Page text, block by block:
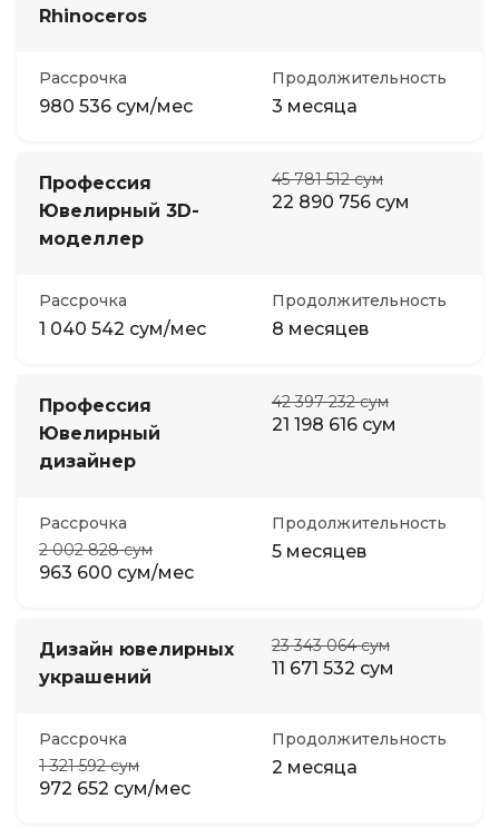
Rhinoceros
Рассрочка
980 536 сум/мес
Продолжительность
3 месяца
Профессия
Ювелирный 3D-
моделлер
45 781 512 сум
22 890 756 сум
Рассрочка
1 040 542 сум/мес
Продолжительность
8 месяцев
Профессия
Ювелирный
дизайнер
42 397 232 сум
21 198 616 сум
Рассрочка
2 002 828 сум
963 600 сум/мес
Продолжительность
5 месяцев
Дизайн ювелирных
украшений
23 343 064 сум
11 671 532 сум
Рассрочка
1 321 592 сум
972 652 сум/мес
Продолжительность
2 месяца